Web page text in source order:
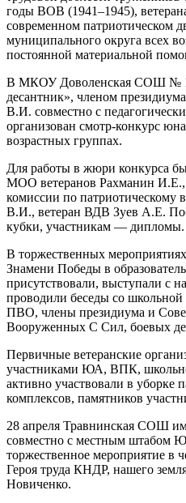
годы ВОВ (1941–1945),
современном патриотическом
муниципального округа всех
постоянной материальной
В МКОУ Доволенская СОШ №
десантник», членом
В.И. совместно с
организован смотр-конкурс
возрастных группах.
Для работы в жюри конкурса
МОО ветеранов Рахманин И.Е.,
комиссии по
В.И., ветеран ВДВ Зуев А.Е.
кубки, участникам — дипломы.
В торжественных
Знамени Победы в
присутствовали, выступали с
проводили беседы со
ПВО, члены президиума и
Вооруженных С Сил, боевых
Первичные ветеранские
участниками ЮА, ВПК,
активно участвовали в уборке
комплексов, памятников
28 апреля Травнинская СОШ
совместно с местным штабом
торжественное мероприятие в
Героя труда КНДР, нашего
Новиченко.